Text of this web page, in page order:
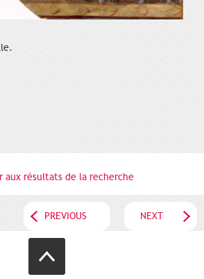
aux résultats de la recherche
PREVIOUS NEXT